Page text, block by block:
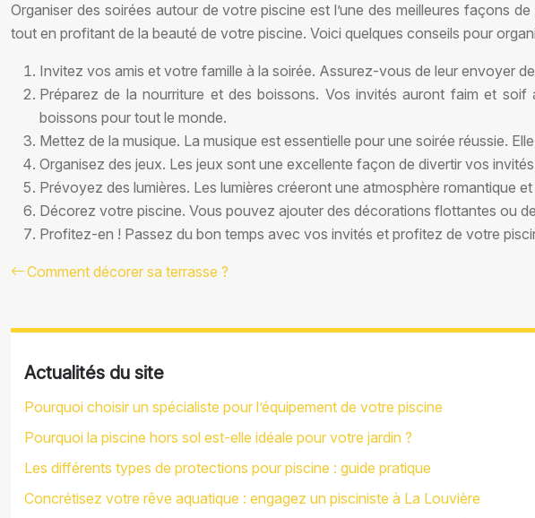
Organiser des soirées autour de votre piscine est l’une des meilleures façons
tout en profitant de la beauté de votre piscine. Voici quelques conseils pour
Invitez vos amis et votre famille à la soirée. Assurez-vous de leur envoyer
Préparez de la nourriture et des boissons. Vos invités auront faim et
boissons pour tout le monde.
Mettez de la musique. La musique est essentielle pour une soirée réussie.
Organisez des jeux. Les jeux sont une excellente façon de divertir vos
Prévoyez des lumières. Les lumières créeront une atmosphère romantique
Décorez votre piscine. Vous pouvez ajouter des décorations flottantes ou
Profitez-en ! Passez du bon temps avec vos invités et profitez de votre
Comment décorer sa terrasse ?
Actualités du site
Pourquoi choisir un spécialiste pour l’équipement de votre piscine
Pourquoi la piscine hors sol est-elle idéale pour votre jardin ?
Les différents types de protections pour piscine : guide pratique
Concrétisez votre rêve aquatique : engagez un pisciniste à La Louvière